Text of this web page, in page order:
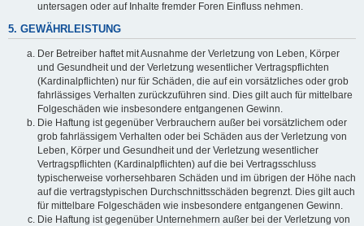
untersagen oder auf Inhalte fremder Foren Einfluss nehmen.
5. GEWÄHRLEISTUNG
Der Betreiber haftet mit Ausnahme der Verletzung von Leben, Körper
und Gesundheit und der Verletzung wesentlicher Vertragspflichten
(Kardinalpflichten) nur für Schäden, die auf ein vorsätzliches oder grob
fahrlässiges Verhalten zurückzuführen sind. Dies gilt auch für mittelbare
Folgeschäden wie insbesondere entgangenen Gewinn.
Die Haftung ist gegenüber Verbrauchern außer bei vorsätzlichem oder
grob fahrlässigem Verhalten oder bei Schäden aus der Verletzung von
Leben, Körper und Gesundheit und der Verletzung wesentlicher
Vertragspflichten (Kardinalpflichten) auf die bei Vertragsschluss
typischerweise vorhersehbaren Schäden und im übrigen der Höhe nach
auf die vertragstypischen Durchschnittsschäden begrenzt. Dies gilt auch
für mittelbare Folgeschäden wie insbesondere entgangenen Gewinn.
Die Haftung ist gegenüber Unternehmern außer bei der Verletzung von